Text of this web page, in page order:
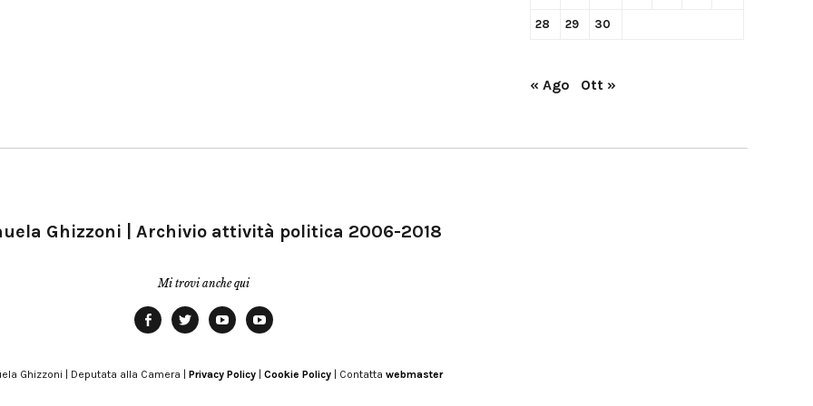
28 29 30
« Ago Ott »
Ghizzoni | Archivio attività politica 2006-2018
Mi trovi anche qui
Modena
Ghizzoni | Deputata alla Camera | Privacy Policy Cookie Policy | Contatta webmaster